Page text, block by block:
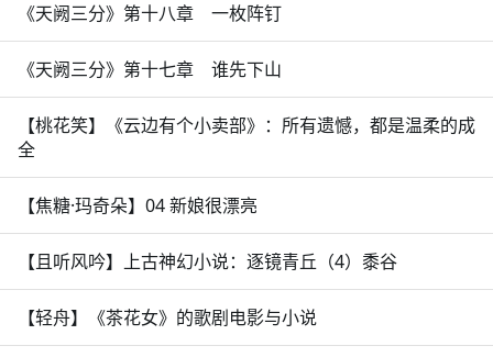
《天阙三分》第十八章 一枚阵钉
《天阙三分》第十七章 谁先下山
【桃花笑】《云边有个小卖部》：所有遗憾，都是温柔的成
全
【焦糖·玛奇朵】04 新娘很漂亮
【且听风吟】上古神幻小说：逐镜青丘（4）黍谷
【轻舟】《茶花女》的歌剧电影与小说